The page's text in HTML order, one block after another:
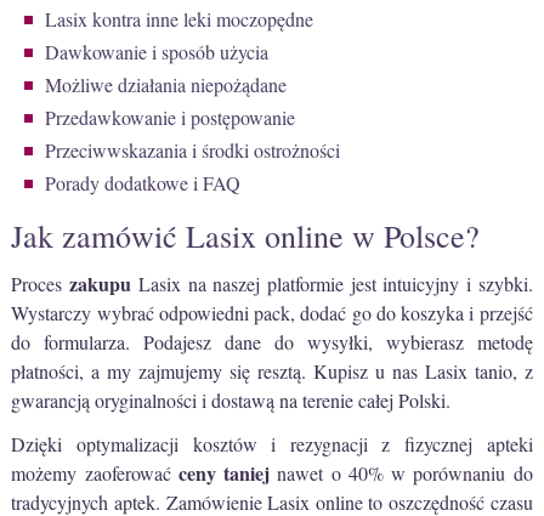
Lasix kontra inne leki moczopędne
Dawkowanie i sposób użycia
Możliwe działania niepożądane
Przedawkowanie i postępowanie
Przeciwwskazania i środki ostrożności
Porady dodatkowe i FAQ
Jak zamówić Lasix online w Polsce?
Proceszakupu Lasix na naszej platformie jest intuicyjny i szybki.
Wystarczy wybrać odpowiedni pack, dodać go do koszyka i przejść
do formularza. Podajesz dane do wysyłki, wybierasz metodę
płatności, a my zajmujemy się resztą. Kupisz u nas Lasix tanio, z
gwarancją oryginalności i dostawą na terenie całej Polski.
Dzięki optymalizacji kosztów i rezygnacji z fizycznej apteki
możemy zaoferować ceny taniej nawet o 40% w porównaniu do
tradycyjnych aptek. Zamówienie Lasix online to oszczędność czasu